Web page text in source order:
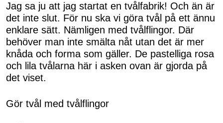
Jag sa ju att jag startat en tvålfabrik! Och än är
det inte slut. För nu ska vi göra tvål på ett ännu
enklare sätt. Nämligen med tvålflingor. Där
behöver man inte smälta nåt utan det är mer
knåda och forma som gäller. De pastelliga rosa
och lila tvålarna här i asken ovan är gjorda på
det viset.
Gör tvål med tvålflingor